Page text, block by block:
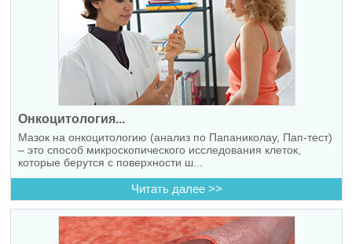
Онкоцитология...
Мазок на онкоцитологию (анализ по Папаниколау, Пап-тест)
– это способ микроскопического исследования клеток,
которые берутся с поверхности ш...
Читать далее >>